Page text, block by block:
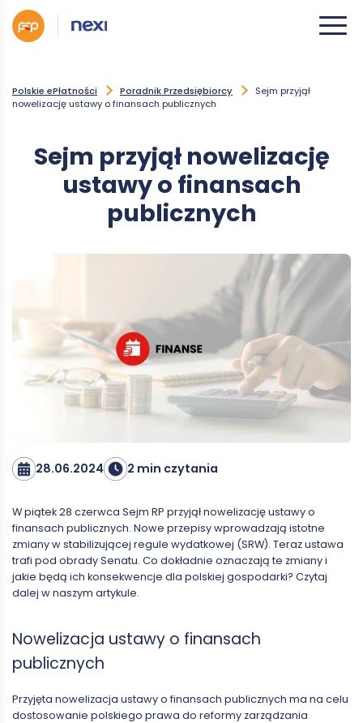
Polskie ePłatności Poradnik Przedsiębiorcy
Sejm przyjął
nowelizację ustawy o finansach publicznych
Sejm przyjął nowelizację
ustawy o finansach
publicznych
28.06.2024 2 min czytania
W piątek 28 czerwca Sejm RP przyjął nowelizację ustawy o
finansach publicznych. Nowe przepisy wprowadzają istotne
zmiany w stabilizującej regule wydatkowej (SRW). Teraz ustawa
trafi pod obrady Senatu. Co dokładnie oznaczają te zmiany i
jakie będą ich konsekwencje dla polskiej gospodarki? Czytaj
dalej w naszym artykule.
Nowelizacja ustawy o finansach
publicznych
Przyjęta nowelizacja ustawy o finansach publicznych ma na celu
dostosowanie polskiego prawa do reformy zarządzania